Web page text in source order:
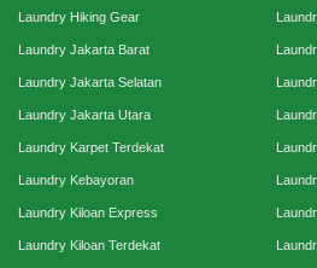
Laundry Hiking Gear
Laundry Jakarta Barat
Laundry Jakarta Selatan
Laundry Jakarta Utara
Laundry Karpet Terdekat
Laundry Kebayoran
Laundry Kiloan Express
Laundry Kiloan Terdekat